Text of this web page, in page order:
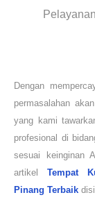
Dengan
permasalahan
yang kami
profesional di
sesuai keinginan
artikelTempat
Pinang Terbaik